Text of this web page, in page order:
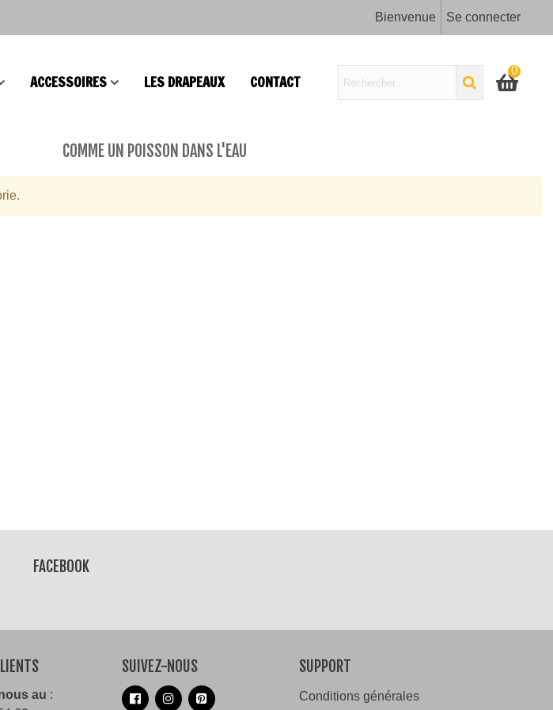
Bienvenue Se connecter
ACCESSOIRES LES DRAPEAUX CONTACT
0
COMME UN POISSON DANS L'EAU
FACEBOOK
au :
SUIVEZ-NOUS SUPPORT
Conditions générales